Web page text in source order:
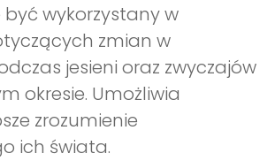
wykorzystany w
zmian w
jesieni oraz zwyczajów
okresie. Umożliwia
zrozumienie
ich świata.